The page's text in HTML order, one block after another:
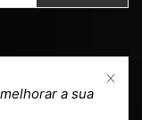
a sua